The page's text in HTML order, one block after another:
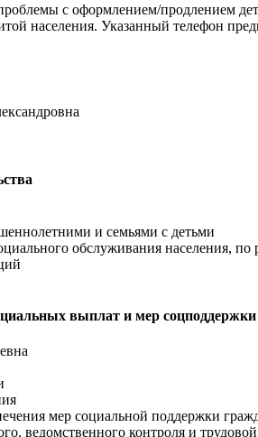
с оформлением/продлением
населения. Указанный телефон
и семьями с детьми
обслуживания населения, по
выплат и мер соцподдержки
мер социальной поддержки
ведомственного контроля и